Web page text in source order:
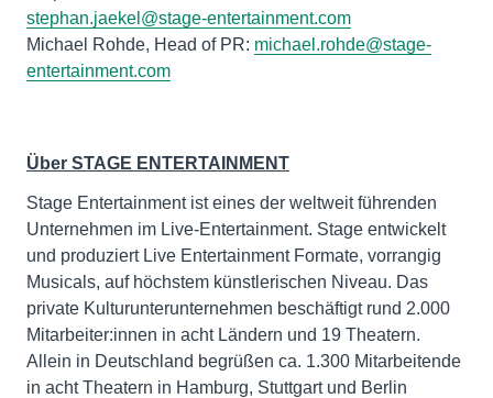
stephan.jaekel@stage-entertainment.com
Michael Rohde, Head of PR: michael.rohde@stage-
entertainment.com
Über STAGE ENTERTAINMENT
Stage Entertainment ist eines der weltweit führenden
Unternehmen im Live-Entertainment. Stage entwickelt
und produziert Live Entertainment Formate, vorrangig
Musicals, auf höchstem künstlerischen Niveau. Das
private Kulturunterunternehmen beschäftigt rund 2.000
Mitarbeiter:innen in acht Ländern und 19 Theatern.
Allein in Deutschland begrüßen ca. 1.300 Mitarbeitende
in acht Theatern in Hamburg, Stuttgart und Berlin